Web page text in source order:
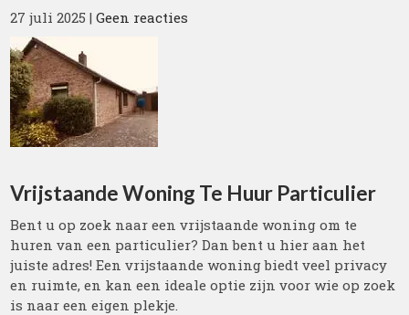
27 juli 2025 |Geen reacties
Vrijstaande Woning Te Huur Particulier
Bent u op zoek naar een vrijstaande woning om te
huren van een particulier? Dan bent u hier aan het
juiste adres! Een vrijstaande woning biedt veel privacy
en ruimte, en kan een ideale optie zijn voor wie op zoek
is naar een eigen plekje.